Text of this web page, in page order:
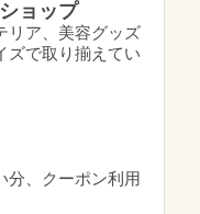
ョップ
リア、美容グッズ
ズで取り揃えてい
、クーポン利用